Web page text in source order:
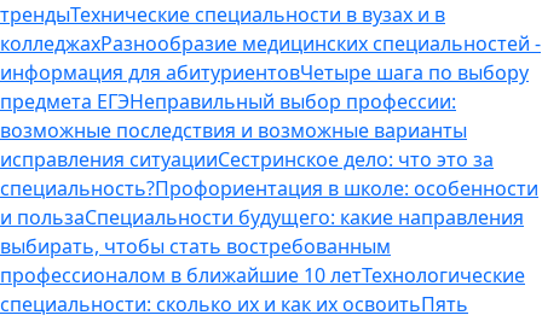
трендыТехнические специальности в вузах и в
колледжахРазнообразие медицинских специальностей -
информация для абитуриентовЧетыре шага по выбору
предмета ЕГЭНеправильный выбор профессии:
возможные последствия и возможные варианты
исправления ситуацииСестринское дело: что это за
специальность?Профориентация в школе: особенности
и пользаСпециальности будущего: какие направления
выбирать, чтобы стать востребованным
профессионалом в ближайшие 10 летТехнологические
специальности: сколько их и как их освоитьПять